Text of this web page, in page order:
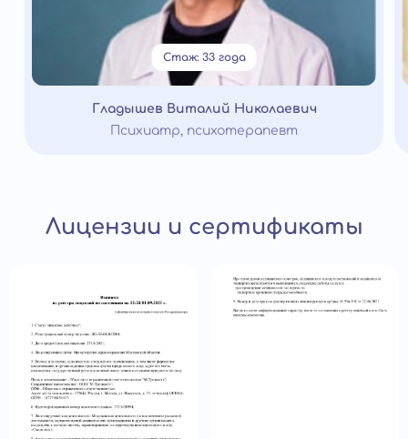
Стаж: 33 года
Гладышев Виталий Николаевич
Психиатр, психотерапевт
Лицензии и сертификаты